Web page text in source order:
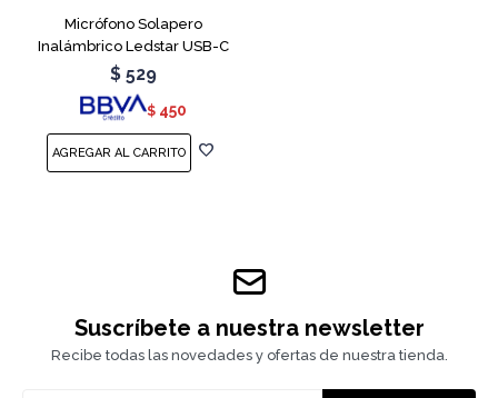
Micrófono Solapero
Inalámbrico Ledstar USB-C
$ 529
$ 450
Suscríbete a nuestra newsletter
Recibe todas las novedades y ofertas de nuestra tienda.